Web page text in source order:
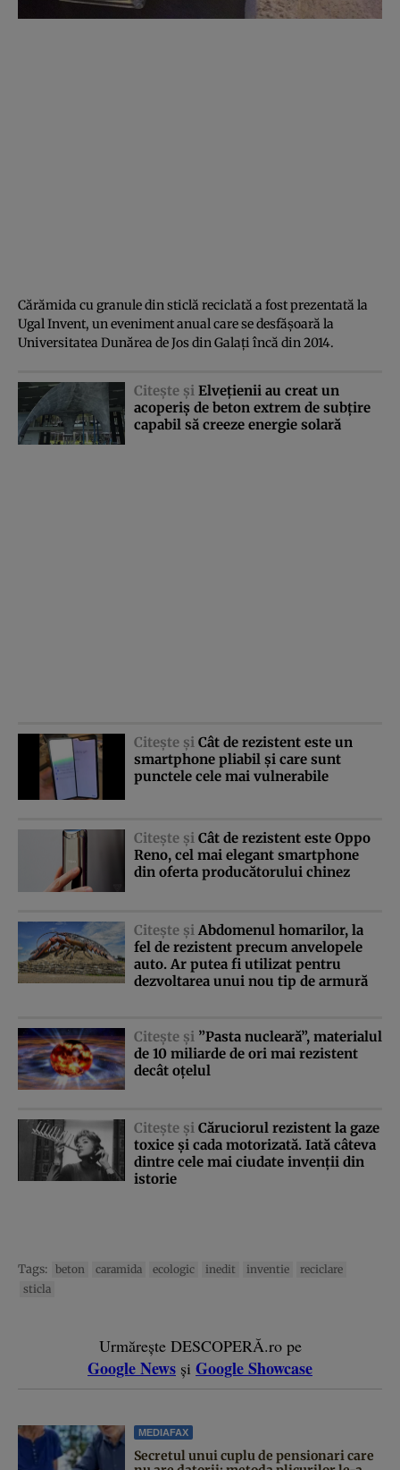
Cărămida cu granule din sticlă reciclată a fost prezentată la
Ugal Invent, un eveniment anual care se desfăşoară la
Universitatea Dunărea de Jos din Galaţi încă din 2014.
Citeşte şi Elveţienii au creat un
acoperiş de beton extrem de subţire
capabil să creeze energie solară
Citeşte şi Cât de rezistent este un
smartphone pliabil şi care sunt
punctele cele mai vulnerabile
Citeşte şi Cât de rezistent este Oppo
Reno, cel mai elegant smartphone
din oferta producătorului chinez
Citeşte şi Abdomenul homarilor, la
fel de rezistent precum anvelopele
auto. Ar putea fi utilizat pentru
dezvoltarea unui nou tip de armură
Citeşte şi ”Pasta nucleară”, materialul
de 10 miliarde de ori mai rezistent
decât oţelul
Citeşte şi Căruciorul rezistent la gaze
toxice şi cada motorizată. Iată câteva
dintre cele mai ciudate invenţii din
istorie
Tags: beton caramida ecologic inedit inventie
reciclare
sticla
Urmărește DESCOPERĂ.ro pe
Google News și Google Showcase
MEDIAFAX
Secretul unui cuplu de pensionari care